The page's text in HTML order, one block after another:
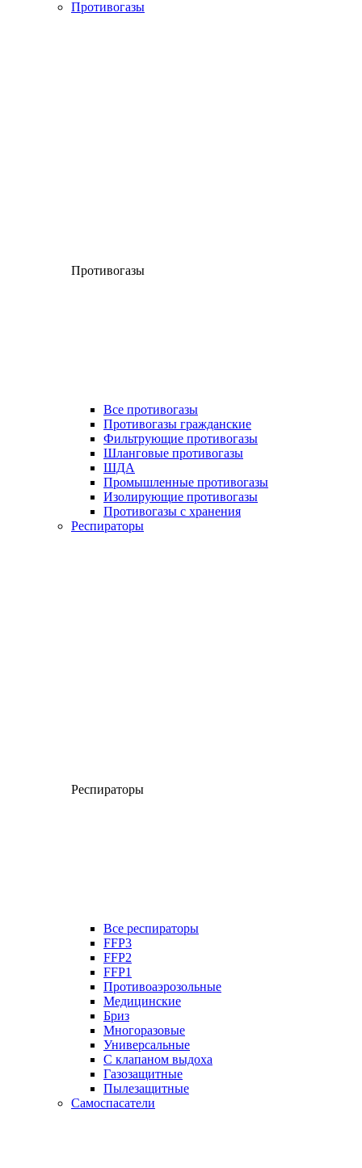
Противогазы
Противогазы
Все противогазы
Противогазы гражданские
Фильтрующие противогазы
Шланговые противогазы
ШДА
Промышленные противогазы
Изолирующие противогазы
Противогазы с хранения
Респираторы
Респираторы
Все респираторы
FFP3
FFP2
FFP1
Противоаэрозольные
Медицинские
Бриз
Многоразовые
Универсальные
С клапаном выдоха
Газозащитные
Пылезащитные
Самоспасатели